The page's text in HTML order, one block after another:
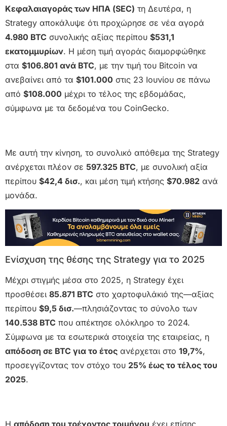
Κεφαλαιαγοράς των ΗΠΑ (SEC) τη Δευτέρα, η
Strategy αποκάλυψε ότι προχώρησε σε νέα αγορά
4.980 BTC συνολικής αξίας περίπου $531,1
εκατομμυρίων. Η μέση τιμή αγοράς διαμορφώθηκε
στα $106.801 ανά BTC, με την τιμή του Bitcoin να
ανεβαίνει από τα $101.000 στις 23 Ιουνίου σε πάνω
από $108.000 μέχρι το τέλος της εβδομάδας,
σύμφωνα με τα δεδομένα του CoinGecko.
Με αυτή την κίνηση, το συνολικό απόθεμα της Strategy
ανέρχεται πλέον σε 597.325 BTC, με συνολική αξία
περίπου $42,4 δισ., και μέση τιμή κτήσης $70.982 ανά
μονάδα.
Ενίσχυση της θέσης της Strategy για το 2025
Μέχρι στιγμής μέσα στο 2025, η Strategy έχει
προσθέσει 85.871 BTC στο χαρτοφυλάκιό της—αξίας
περίπου $9,5 δισ.—πλησιάζοντας το σύνολο των
140.538 BTC που απέκτησε ολόκληρο το 2024.
Σύμφωνα με τα εσωτερικά στοιχεία της εταιρείας, η
απόδοση σε BTC για το έτος ανέρχεται στο 19,7%,
προσεγγίζοντας τον στόχο του 25% έως το τέλος του
2025.
Η απόδοση του τρέχοντος τριμήνου έχει επίσης